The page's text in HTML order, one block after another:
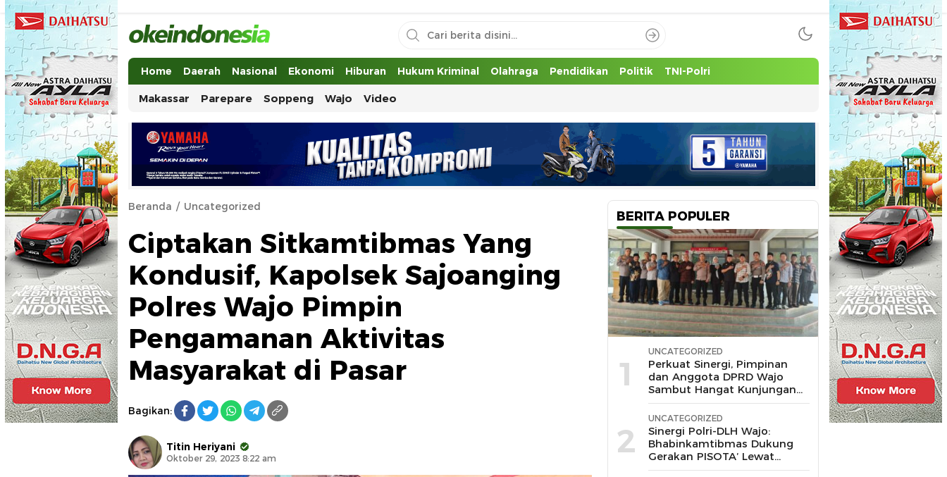
Okeindonesia.Online
Mengonlinekan Indonesia Secara Utuh
Home Daerah Nasional Ekonomi Hiburan Hukum Kriminal Olahraga Pendidikan Politik TNI-Polri
Makassar Parepare Soppeng Wajo Video
Beranda Uncategorized
Ciptakan Sitkamtibmas Yang
Kondusif, Kapolsek Sajoanging
Polres Wajo Pimpin
Pengamanan Aktivitas
Masyarakat di Pasar
Bagikan:
Titin Heriyani
Oktober 29, 2023 8:22 am
BERITA POPULER
1
UNCATEGORIZED
Perkuat Sinergi, Pimpinan
dan Anggota DPRD Wajo
Sambut Hangat Kunjungan
Silaturahmi Kapolres Wajo
yang Baru,
2
UNCATEGORIZED
Sinergi Polri-DLH Wajo:
Bhabinkamtibmas Dukung
Gerakan PISOTA’ Lewat
Motor Sampah